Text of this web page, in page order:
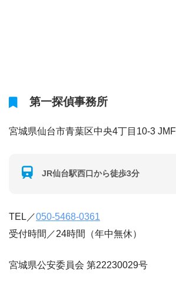
第一探偵事務所
宮城県仙台市青葉区中央4丁目10-3
JR仙台駅西口から徒歩3分
TEL／050-5468-0361
受付時間／24時間（年中無休）
宮城県公安委員会 第22230029号